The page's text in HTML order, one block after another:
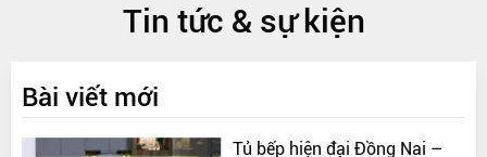
Tin tức & sự kiện
Bài viết mới
Tủ bếp hiện đại Đồng Nai –